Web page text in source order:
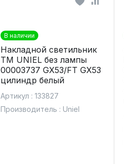
В наличии
Накладной светильник
TM UNIEL без лампы
00003737 GX53/FT GX53
цилиндр белый
Артикул : 133827
Производитель : Uniel